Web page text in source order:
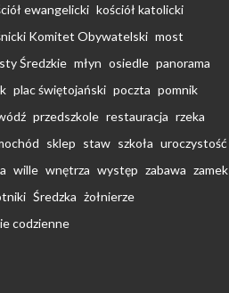
ewangelicki kościół katolicki
Komitet Obywatelski most
Średzkie młyn osiedle panorama
plac świętojański poczta pomnik
przedszkole restauracja rzeka
sklep staw szkoła uroczystość
wille wnętrza występ zabawa zamek
Średzka żołnierze
codzienne